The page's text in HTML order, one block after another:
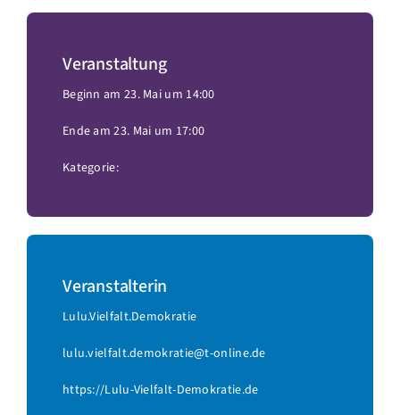
Veranstaltung
Beginn am 23. Mai um 14:00
Ende am 23. Mai um 17:00
Kategorie:
Veranstalterin
Lulu.Vielfalt.Demokratie
lulu.vielfalt.demokratie@t-online.de
https://Lulu-Vielfalt-Demokratie.de